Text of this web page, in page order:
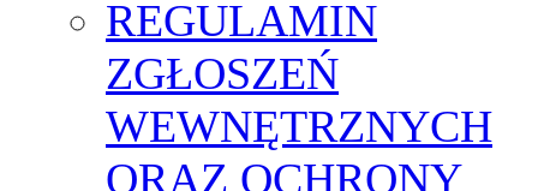
REGULAMIN
ZGŁOSZEŃ
WEWNĘTRZNYCH
ORAZ OCHRONY